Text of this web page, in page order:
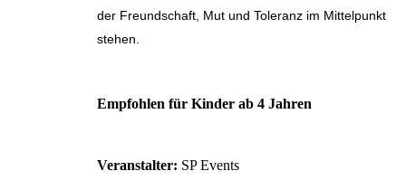
der Freundschaft, Mut und Toleranz im Mittelpunkt
stehen.
Empfohlen für Kinder ab 4 Jahren
Veranstalter: SP Events